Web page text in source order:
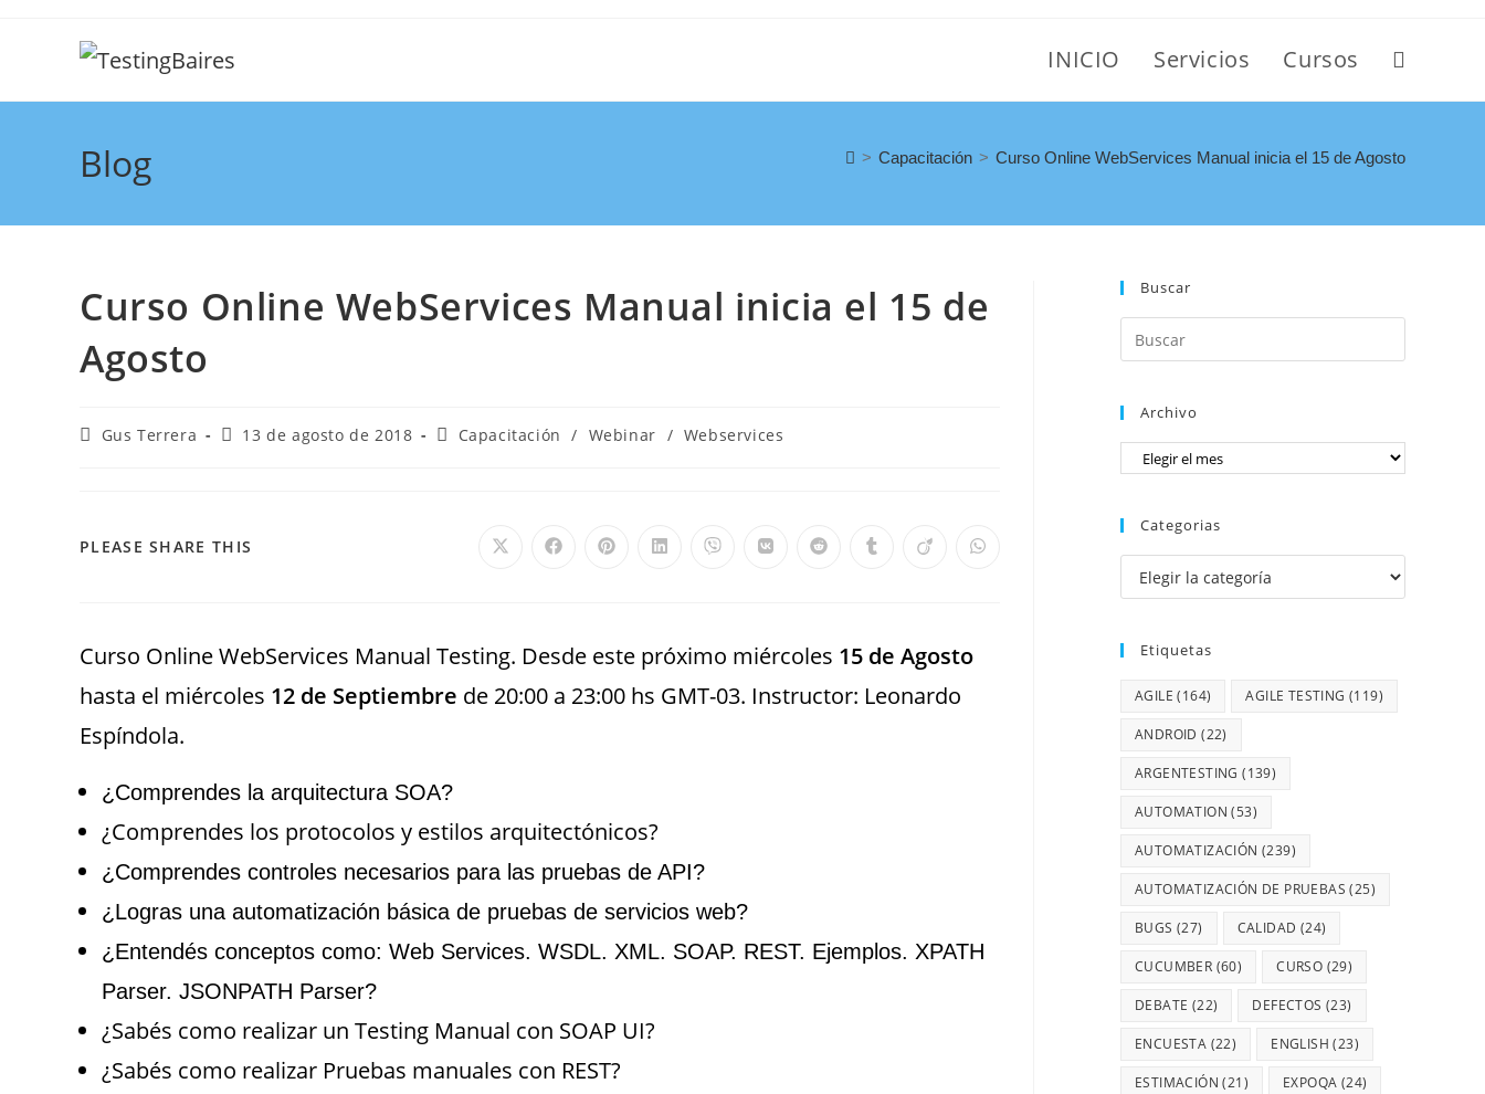
INICIO Servicios Cursos
Blog > Capacitación > Curso Online WebServices Manual inicia el 15 de Agosto
Curso Online WebServices Manual inicia el 15 de
Agosto
Gus Terrera 13 de agosto de 2018 Capacitación / Webinar / Webservices
PLEASE SHARE THIS
Curso Online WebServices Manual Testing. Desde este próximo miércoles 15 de Agosto
hasta el miércoles 12 de Septiembre de 20:00 a 23:00 hs GMT-03. Instructor: Leonardo
Espíndola.
¿Comprendes la arquitectura SOA?
¿Comprendes los protocolos y estilos arquitectónicos?
¿Comprendes controles necesarios para las pruebas de API?
¿Logras una automatización básica de pruebas de servicios web?
¿Entendés conceptos como: Web Services. WSDL. XML. SOAP. REST. Ejemplos. XPATH
Parser. JSONPATH Parser?
¿Sabés como realizar un Testing Manual con SOAP UI?
¿Sabés como realizar Pruebas manuales con REST?
Buscar
Archivo
Categorias
Etiquetas
AGILE (164) AGILE TESTING (119)
ANDROID (22)
ARGENTESTING (139)
AUTOMATION (53)
AUTOMATIZACIÓN (239)
AUTOMATIZACIÓN DE PRUEBAS (25)
BUGS (27) CALIDAD (24)
CUCUMBER (60) CURSO (29)
DEBATE (22) DEFECTOS (23)
ENCUESTA (22) ENGLISH (23)
ESTIMACIÓN (21) EXPOQA (24)